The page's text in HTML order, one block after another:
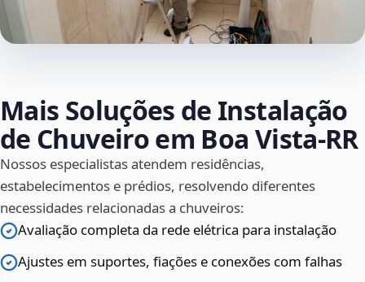
Mais Soluções de Instalação
de Chuveiro em Boa Vista‑RR
Nossos especialistas atendem residências,
estabelecimentos e prédios, resolvendo diferentes
necessidades relacionadas a chuveiros:
Avaliação completa da rede elétrica para instalação
Ajustes em suportes, fiações e conexões com falhas